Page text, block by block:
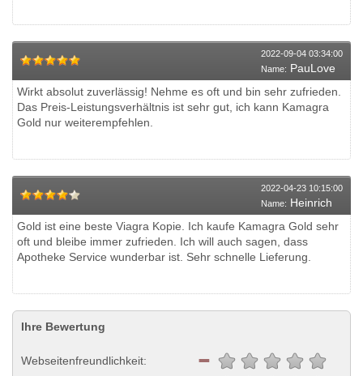
2022-09-04 03:34:00
Name: PauLove
Wirkt absolut zuverlässig! Nehme es oft und bin sehr zufrieden.
Das Preis-Leistungsverhältnis ist sehr gut, ich kann Kamagra
Gold nur weiterempfehlen.
2022-04-23 10:15:00
Name: Heinrich
Gold ist eine beste Viagra Kopie. Ich kaufe Kamagra Gold sehr
oft und bleibe immer zufrieden. Ich will auch sagen, dass
Apotheke Service wunderbar ist. Sehr schnelle Lieferung.
Ihre Bewertung
Webseitenfreundlichkeit: